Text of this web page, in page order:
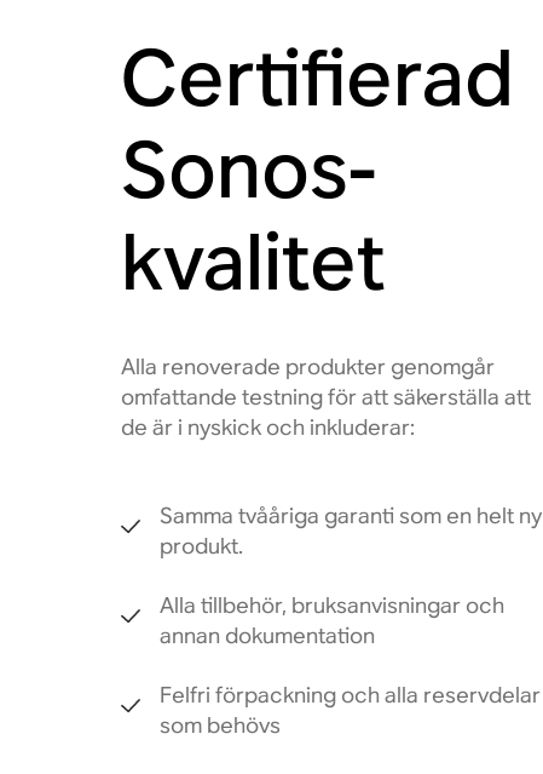
Certifierad
Sonos-
kvalitet
Alla renoverade produkter genomgår
omfattande testning för att säkerställa att
de är i nyskick och inkluderar:
Samma tvååriga garanti som en helt ny
produkt.
Alla tillbehör, bruksanvisningar och
annan dokumentation
Felfri förpackning och alla reservdelar
som behövs